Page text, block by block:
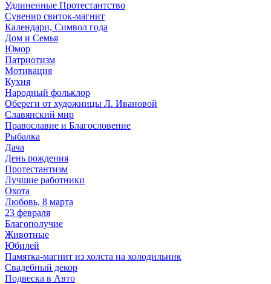
Удлиненные Протестантство
Сувенир свиток-магнит
Календари, Символ года
Дом и Семья
Юмор
Патриотизм
Мотивация
Кухня
Народный фольклор
Обереги от художницы Л. Ивановой
Славянский мир
Православие и Благословение
Рыбалка
Дача
День рождения
Протестантизм
Лучшие работники
Охота
Любовь, 8 марта
23 февраля
Благополучие
Животные
Юбилей
Памятка-магнит из холста на холодильник
Свадебный декор
Подвеска в Авто